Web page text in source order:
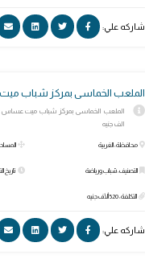
شاركه علي:
الملعب الخماسى بمركز شباب
الف جنيه
محافظة: الغربية
التصنيف: شباب ورياضة
التكلفة: 520 ألأف جنيه
المساحة:
تاريخ
شاركه علي: